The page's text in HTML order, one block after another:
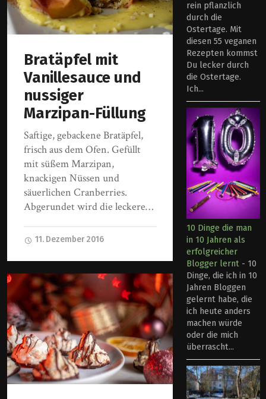
Bratäpfel mit
Vanillesauce und
nussiger
Marzipan-Füllung
Saftige, gebackene Bratäpfel,
frisch aus dem Ofen. Gefüllt
mit süßem Marzipan,
knackigen Nüssen und
säuerlichen Cranberries.
Abgerundet wird die leckere…
11. Dezember 2016
rein pflanzlich
durch die
Ostertage. Mit
diesen 55 veganen
Rezepten kommst
Du lecker durch
die Ostertage.
Ich...
10 Dinge die man
in 10 Jahren als
erfolgreicher
Blogger lernt - 10
Dinge, die ich in 10
Jahren Bloggen
gelernt habe, die
ich heute anders
machen würde
oder die mich
überrascht...